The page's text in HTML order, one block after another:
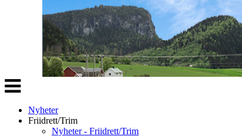
Veksle
navigasjon
Nyheter
Friidrett/Trim
Nyheter - Friidrett/Trim